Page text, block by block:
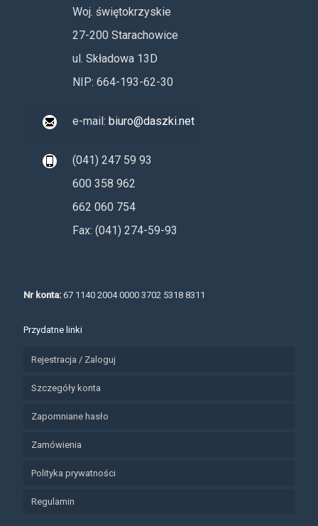
Woj. świętokrzyskie
27-200 Starachowice
ul. Składowa 13D
NIP: 664-193-62-30
e-mail: biuro@daszki.net
(041) 247 59 93
600 358 962
662 060 754
Fax: (041) 274-59-93
Nr konta: 67 1140 2004 0000 3702 5318 8311
Przydatne linki
Rejestracja / Zaloguj
Szczegóły konta
Zapomniane hasło
Zamówienia
Polityka prywatności
Regulamin